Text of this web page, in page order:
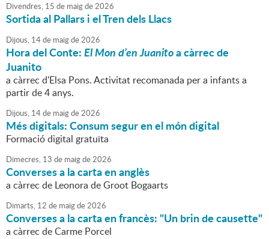
Divendres, 15 de maigde2026
Sortida al Pallars i el Tren dels Llacs
Dijous, 14de maigde2026
Hora del Conte:El Mon d’en Juanitoa càrrec de
Juanito
a càrrec d'Elsa Pons. Activitat recomanada per a infants a
partir de 4 anys.
Dijous, 14de maigde2026
Més digitals: Consum segur en el món digital
Formació digital gratuïta
Dimecres, 13 de maigde2026
Converses a la carta en anglès
a càrrec de Leonora de Groot Bogaarts
Dimarts, 12 de maigde2026
Converses a la carta en francès: "Un brin de causette"
a càrrec de Carme Porcel